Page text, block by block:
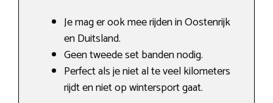
Je mag er ook mee rijden in Oostenrijk
en Duitsland.
Geen tweede set banden nodig.
Perfect als je niet al te veel kilometers
rijdt en niet op wintersport gaat.